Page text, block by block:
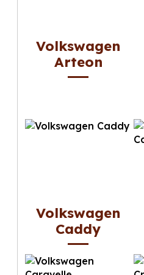
Volkswagen
Arteon
Volkswagen
Caddy